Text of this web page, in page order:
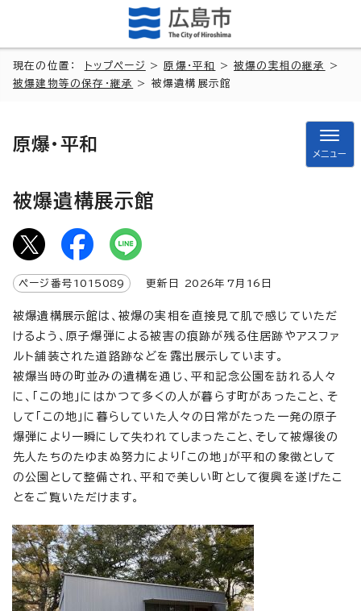
現在の位置： トップページ >原爆・平和 >被爆の実相の継承
>
被爆建物等の保存・継承
> 被爆遺構展示館
原爆・平和
メニュー
被爆遺構展示館
ページ番号 1015089 更新日 2026年7月 16 日
被爆遺構展示館は、被爆の実相を直接見て肌で感じていただ
けるよう、原子爆弾による被害の痕跡が残る住居跡やアスファ
ルト舗装された道路跡などを露出展示しています。
被爆当時の町並みの遺構を通じ、平和記念公園を訪れる人々
に、「この地」にはかつて多くの人が暮らす町があったこと、そ
して「この地」に暮らしていた人々の日常がたった一発の原子
爆弾により一瞬にして失われてしまったこと、そして被爆後の
先人たちのたゆまぬ努力により「この地」が平和の象徴として
の公園として整備され、平和で美しい町として復興を遂げたこ
とをご覧いただけます。